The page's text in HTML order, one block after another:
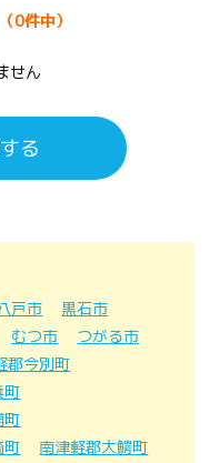
0件中）
せん
る
戸市
黒石市
むつ市
つがる市
郡今別町
町
町
町
南津軽郡大鰐町